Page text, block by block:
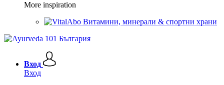
More inspiration
Витамини, минерали & спортни храни
Вход
Вход